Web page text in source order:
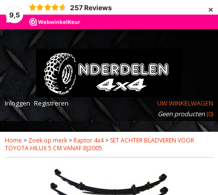
9,5
257 Reviews ×
Inloggen Registreren
UW WINKELWAGEN
Geen producten(0)
Home > Zoek op merk > Raptor 4x4> SET ACHTER BLADVEREN VOOR
TOYOTA HILUX 5 CM VANAF BJ2005